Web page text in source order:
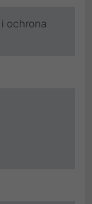
ochrona